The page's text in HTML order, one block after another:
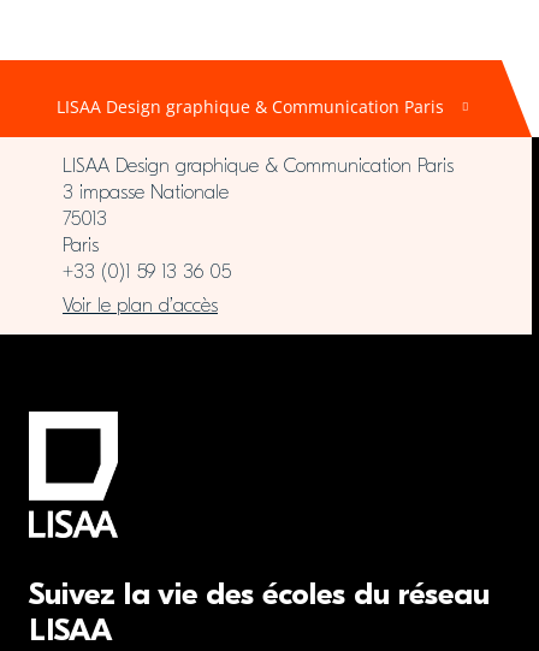
LISAA Design graphique & Communication Paris
LISAA Design graphique & Communication Paris
3 impasse Nationale
75013
Paris
+33 (0)1 59 13 36 05
Voir le plan d’accès
Suivez la vie des écoles du réseau
LISAA